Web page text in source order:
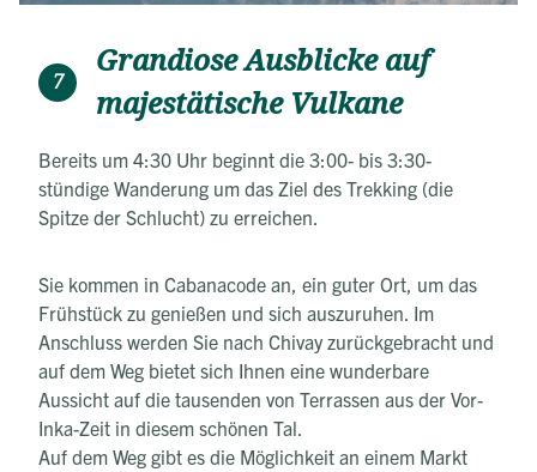
7
Grandiose Ausblicke auf
majestätische Vulkane
Bereits um 4:30 Uhr beginnt die 3:00- bis 3:30-
stündige Wanderung um das Ziel des Trekking (die
Spitze der Schlucht) zu erreichen.
Sie kommen in Cabanacode an, ein guter Ort, um das
Frühstück zu genießen und sich auszuruhen. Im
Anschluss werden Sie nach Chivay zurückgebracht und
auf dem Weg bietet sich Ihnen eine wunderbare
Aussicht auf die tausenden von Terrassen aus der Vor-
Inka-Zeit in diesem schönen Tal.
Auf dem Weg gibt es die Möglichkeit an einem Markt